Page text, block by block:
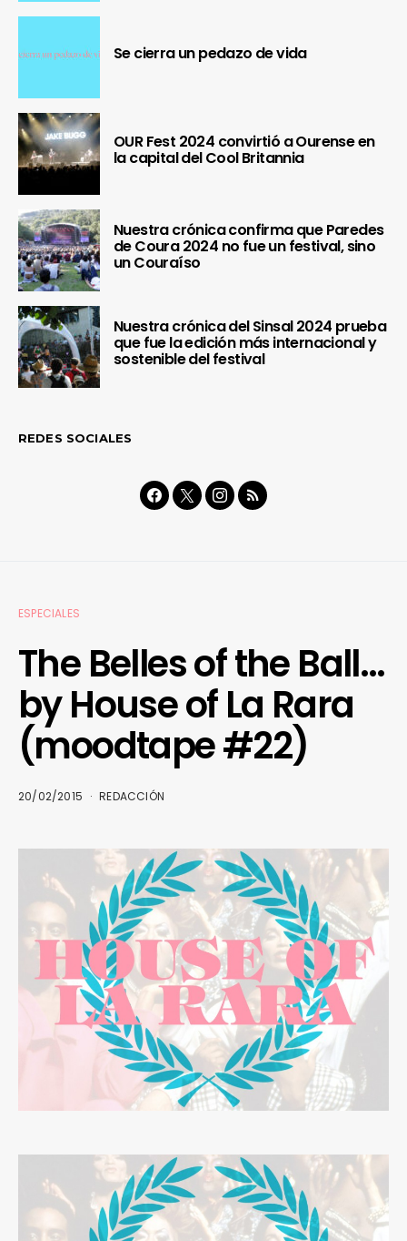
Se cierra un pedazo de vida
OUR Fest 2024 convirtió a Ourense en
la capital del Cool Britannia
Nuestra crónica confirma que Paredes
de Coura 2024 no fue un festival, sino
un Couraíso
Nuestra crónica del Sinsal 2024 prueba
que fue la edición más internacional y
sostenible del festival
REDES SOCIALES
ESPECIALES
The Belles of the Ball…
by House of La Rara
(moodtape #22)
20/02/2015 REDACCIÓN